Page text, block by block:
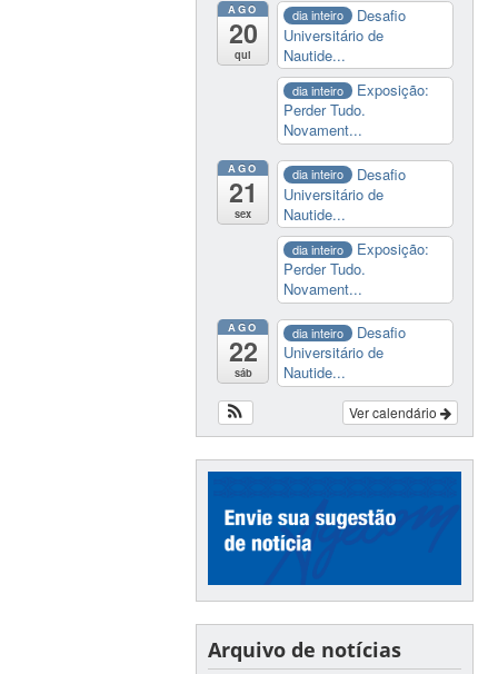
AGO
20
qui
dia inteiro
Desafio
Universitário de
Nautide...
dia inteiro
Exposição:
Perder Tudo.
Novament...
AGO
21
sex
dia inteiro
Desafio
Universitário de
Nautide...
dia inteiro
Exposição:
Perder Tudo.
Novament...
AGO
22
sáb
dia inteiro
Desafio
Universitário de
Nautide...
Ver calendário
Arquivo de notícias